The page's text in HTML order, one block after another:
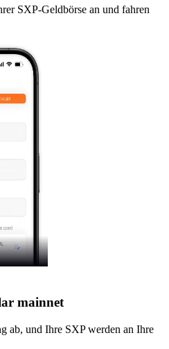
SXP-Geldbörse an und fahren
mainnet
ab, und Ihre SXP werden an Ihre